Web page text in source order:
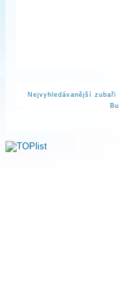
Nejvyhledávanější zubaři